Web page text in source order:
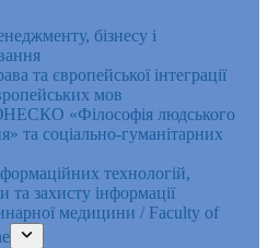
бізнесу і
та європейської інтеграції
мов
«Філософія людського
та соціально-гуманітарних
технологій,
та захисту інформації
медицини / Faculty of